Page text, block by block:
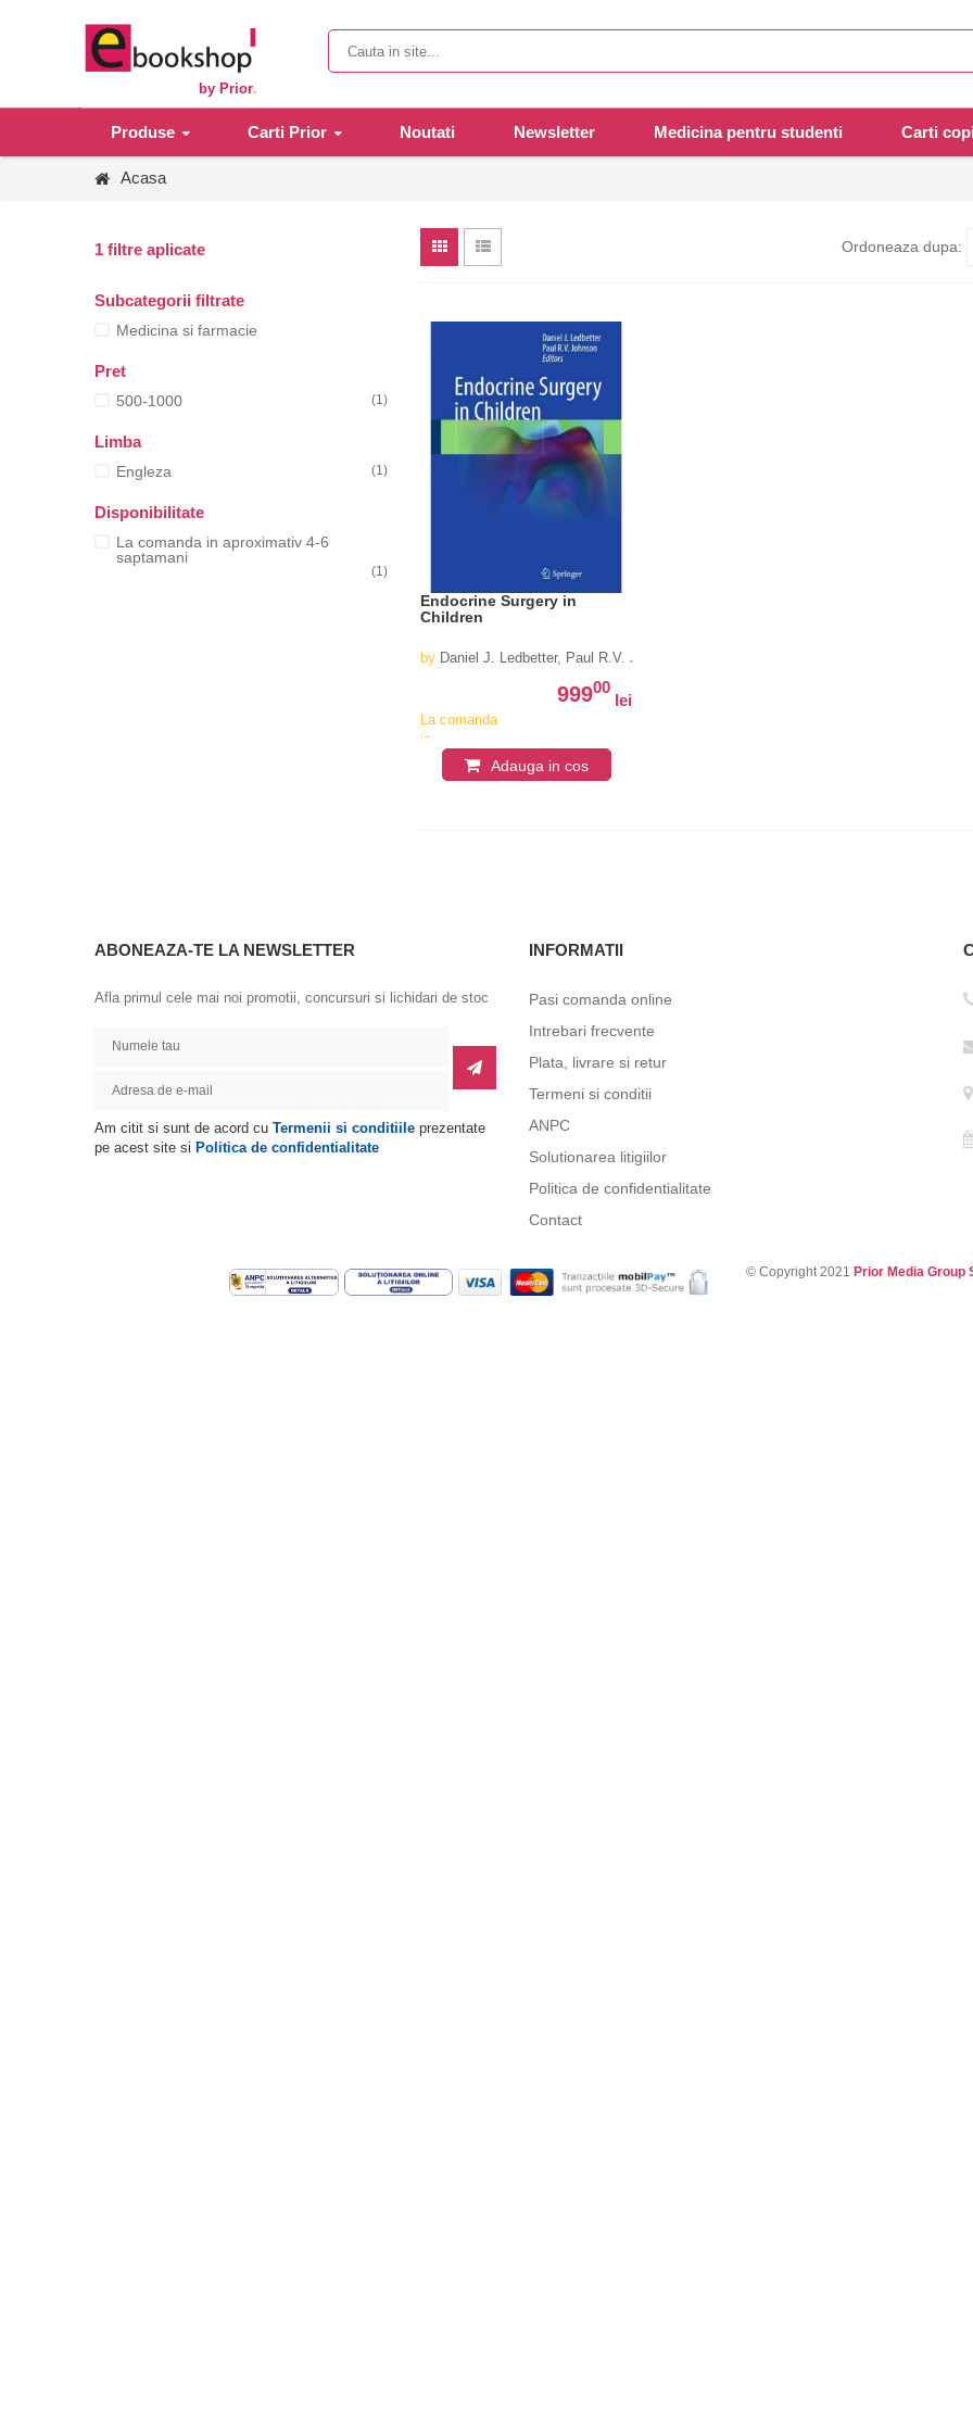
by Prior.
Produse Carti Prior Noutati Newsletter Medicina pentru studenti Carti
Acasa
1 filtre aplicate
Subcategorii filtrate
Medicina si farmacie
Pret
500-1000 (1)
Limba
Engleza (1)
Disponibilitate
La comanda in aproximativ 4-6
saptamani
(1)
Ordoneaza dupa:
Endocrine Surgery in
Children
by Daniel J. Ledbetter, Paul R.V. Johnson
99900
lei
La comanda
in
aproximativ Adauga in cos
ABONEAZA-TE LA NEWSLETTER
Afla primul cele mai noi promotii, concursuri si lichidari de stoc
Am citit si sunt de acord cu Termenii si conditiile prezentate
pe acest site si Politica de confidentialitate
INFORMATII
Pasi comanda online
Intrebari frecvente
Plata, livrare si retur
Termeni si conditii
ANPC
Solutionarea litigiilor
Politica de confidentialitate
Contact
© Copyright 2021 Prior Media Group